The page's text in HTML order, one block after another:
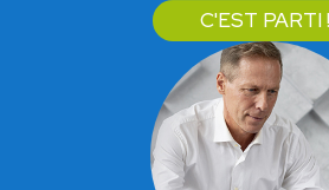
C'EST PARTI !